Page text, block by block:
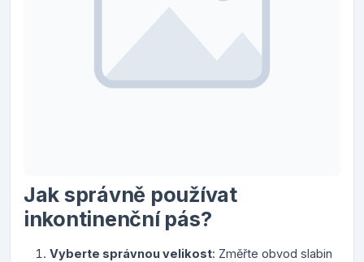
Jak správně používat
inkontinenční pás?
Vyberte správnou velikost: Změřte obvod slabin